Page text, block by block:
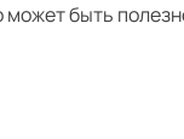
может быть